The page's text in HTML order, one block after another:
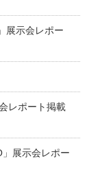
展示会レポー
レポート掲載
」展示会レポー